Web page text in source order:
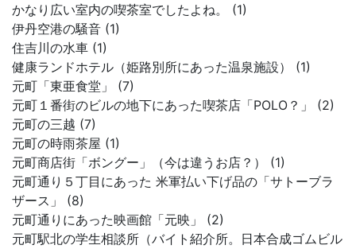
かなり広い室内の喫茶室でしたよね。 (1)
伊丹空港の騒音 (1)
住吉川の水車 (1)
健康ランドホテル（姫路別所にあった温泉施設） (1)
元町「東亜食堂」 (7)
元町１番街のビルの地下にあった喫茶店「POLO？」 (2)
元町の三越 (7)
元町の時雨茶屋 (1)
元町商店街「ボングー」（今は違うお店？） (1)
元町通り５丁目にあった 米軍払い下げ品の「サトーブラ
ザース」 (8)
元町通りにあった映画館「元映」 (2)
元町駅北の学生相談所（バイト紹介所。日本合成ゴムビル